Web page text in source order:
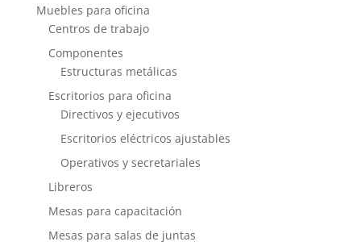
Muebles para oficina
Centros de trabajo
Componentes
Estructuras metálicas
Escritorios para oficina
Directivos y ejecutivos
Escritorios eléctricos ajustables
Operativos y secretariales
Libreros
Mesas para capacitación
Mesas para salas de juntas